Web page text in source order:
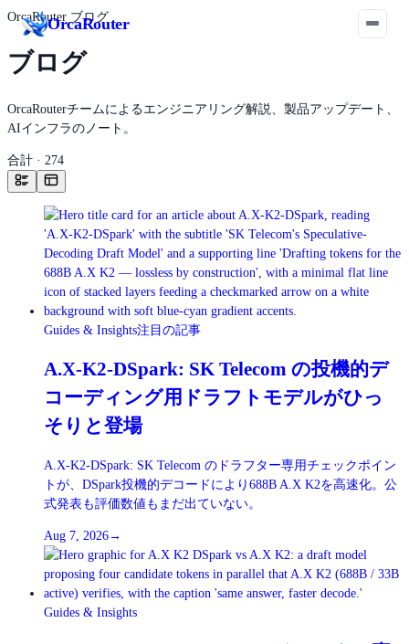
OrcaRouter
OrcaRouter ブログ
ブログ
OrcaRouterチームによるエンジニアリング解説、製品アップデート、
AIインフラのノート。
合計 · 274
Guides & Insights注目の記事
A.X-K2-DSpark: SK Telecom の投機的デ
コーディング用ドラフトモデルがひっ
そりと登場
A.X-K2-DSpark: SK Telecom のドラフター専用チェックポイン
トが、DSpark投機的デコードにより688B A.X K2を高速化。公
式発表も評価数値もまだ出ていない。
Aug 7, 2026→
Guides & Insights